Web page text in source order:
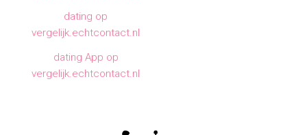
dating op
vergelijk.echtcontact.nl
dating App op
vergelijk.echtcontact.nl